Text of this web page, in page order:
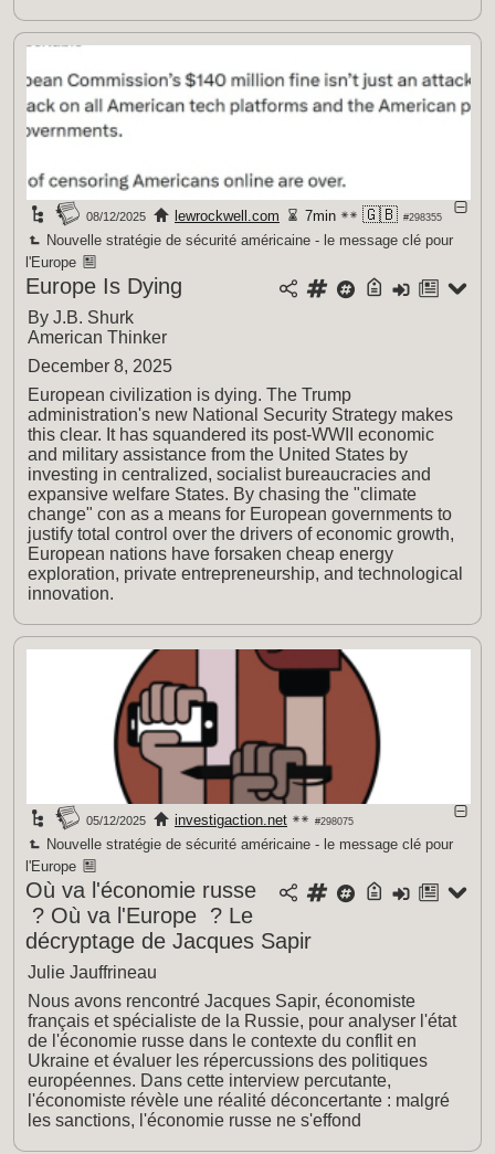
08/12/2025 lewrockwell.com 7min 🇬🇧 #298355
Nouvelle stratégie de sécurité américaine - le message clé pour
l'Europe
Europe Is Dying
By J.B. Shurk
American Thinker
December 8, 2025
European civilization is dying. The Trump
administration's new National Security Strategy makes
this clear. It has squandered its post-WWII economic
and military assistance from the United States by
investing in centralized, socialist bureaucracies and
expansive welfare States. By chasing the "climate
change" con as a means for European governments to
justify total control over the drivers of economic growth,
European nations have forsaken cheap energy
exploration, private entrepreneurship, and technological
innovation.
05/12/2025 investigaction.net #298075
Nouvelle stratégie de sécurité américaine - le message clé pour
l'Europe
Où va l'économie russe
? Où va l'Europe ? Le
décryptage de Jacques Sapir
Julie Jauffrineau
Nous avons rencontré Jacques Sapir, économiste
français et spécialiste de la Russie, pour analyser l'état
de l'économie russe dans le contexte du conflit en
Ukraine et évaluer les répercussions des politiques
européennes. Dans cette interview percutante,
l'économiste révèle une réalité déconcertante : malgré
les sanctions, l'économie russe ne s'effond